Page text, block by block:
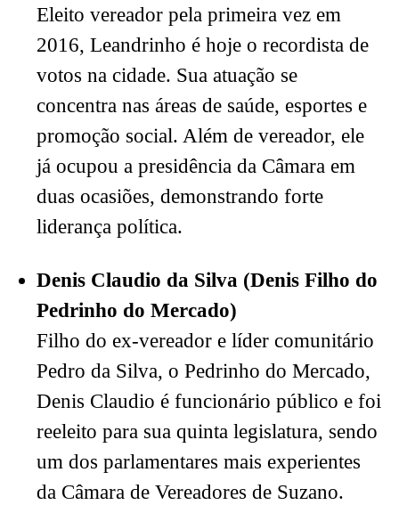
Eleito vereador pela primeira vez em
2016, Leandrinho é hoje o recordista de
votos na cidade. Sua atuação se
concentra nas áreas de saúde, esportes e
promoção social. Além de vereador, ele
já ocupou a presidência da Câmara em
duas ocasiões, demonstrando forte
liderança política.
Denis Claudio da Silva (Denis Filho do
Pedrinho do Mercado)
Filho do ex-vereador e líder comunitário
Pedro da Silva, o Pedrinho do Mercado,
Denis Claudio é funcionário público e foi
reeleito para sua quinta legislatura, sendo
um dos parlamentares mais experientes
da Câmara de Vereadores de Suzano.